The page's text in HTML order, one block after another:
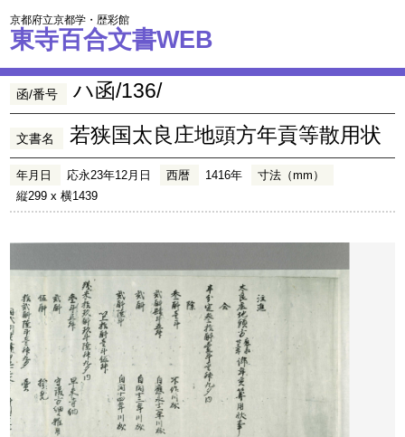
京都府立京都学・歴彩館
東寺百合文書WEB
函/番号 ハ函/136/
文書名 若狭国太良庄地頭方年貢等散用状
年月日 応永23年12月日 西暦 1416年
寸法（mm）
縦299 x 横1439